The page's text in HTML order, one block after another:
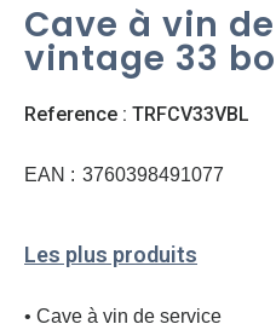
Cave à vin
vintage 33
Reference : TRFCV33VBL
EAN : 3760398491077
Les plus produits
• Cave à vin de service